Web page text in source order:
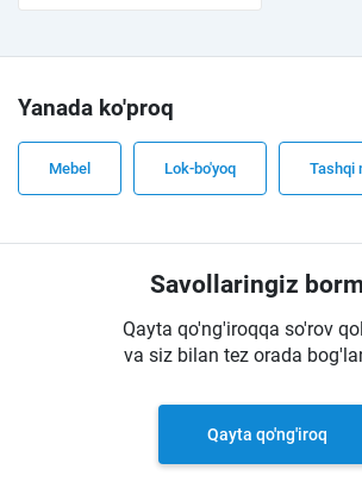
Yanada ko'proq
Mebel Lok-bo'yoq Tashqi
Savollaringiz
Qayta qo'ng'iroqqa so'rov
va siz bilan tez orada
Qayta qo'ng'iroq